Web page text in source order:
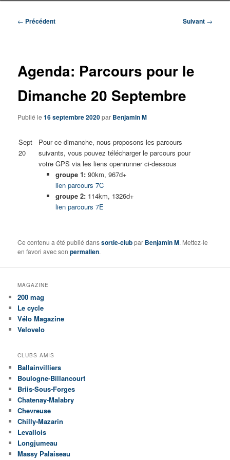
Navigation
← Précédent Suivant →
Agenda: Parcours pour le
Dimanche 20 Septembre
Publié le16 septembre 2020par Benjamin M
Sept
20
Pour ce dimanche, nous proposons les parcours
suivants, vous pouvez télécharger le parcours pour
votre GPS via les liens openrunner ci-dessous
groupe 1:90km, 967d+
lien parcours 7C
groupe 2:114km, 1326d+
lien parcours 7E
Ce contenu a été publié danssortie-clubpar Benjamin M. Mettez-le
en favori avec sonpermalien.
MAGAZINE
200 mag
Le cycle
Vélo Magazine
Velovelo
CLUBS AMIS
Ballainvilliers
Boulogne-Billancourt
Briis-Sous-Forges
Chatenay-Malabry
Chevreuse
Chilly-Mazarin
Levallois
Longjumeau
Massy Palaiseau